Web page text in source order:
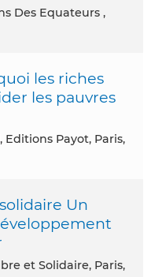
Des Equateurs ,
les riches
les pauvres
, Editions Payot, Paris,
Un
et Solidaire, Paris,